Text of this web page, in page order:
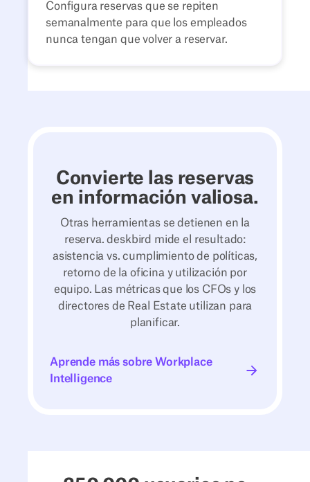
Configura reservas que se repiten
semanalmente para que los empleados
nunca tengan que volver a reservar.
Convierte las reservas
en información valiosa.
Otras herramientas se detienen en la
reserva. deskbird mide el resultado:
asistencia vs. cumplimiento de políticas,
retorno de la oficina y utilización por
equipo. Las métricas que los CFOs y los
directores de Real Estate utilizan para
planificar.
Aprende más sobre Workplace Intelligence
Aprende más sobre Workplace
Intelligence